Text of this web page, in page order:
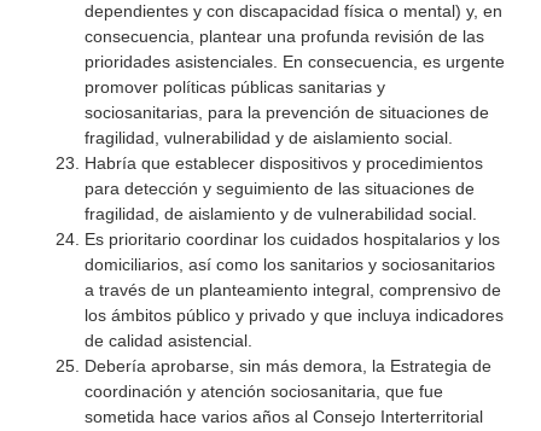
dependientes y con discapacidad física o mental) y, en
consecuencia, plantear una profunda revisión de las
prioridades asistenciales. En consecuencia, es urgente
promover políticas públicas sanitarias y
sociosanitarias, para la prevención de situaciones de
fragilidad, vulnerabilidad y de aislamiento social.
Habría que establecer dispositivos y procedimientos
para detección y seguimiento de las situaciones de
fragilidad, de aislamiento y de vulnerabilidad social.
Es prioritario coordinar los cuidados hospitalarios y los
domiciliarios, así como los sanitarios y sociosanitarios
a través de un planteamiento integral, comprensivo de
los ámbitos público y privado y que incluya indicadores
de calidad asistencial.
Debería aprobarse, sin más demora, la Estrategia de
coordinación y atención sociosanitaria, que fue
sometida hace varios años al Consejo Interterritorial